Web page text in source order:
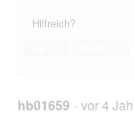
Hilfreich?
hb01659 · vor 4